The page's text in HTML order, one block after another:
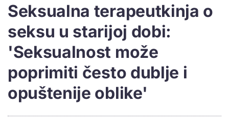
Seksualna terapeutkinja o
seksu u starijoj dobi:
'Seksualnost može
poprimiti često dublje i
opuštenije oblike'